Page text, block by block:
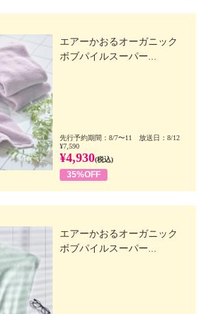
エアーかおるオーガニック
ボブパイルスーパー...
先行予約期間：8/7〜11 放送日：8/12
¥7,590
¥4,930(税込)
35%OFF
エアーかおるオーガニック
ボブパイルスーパー...